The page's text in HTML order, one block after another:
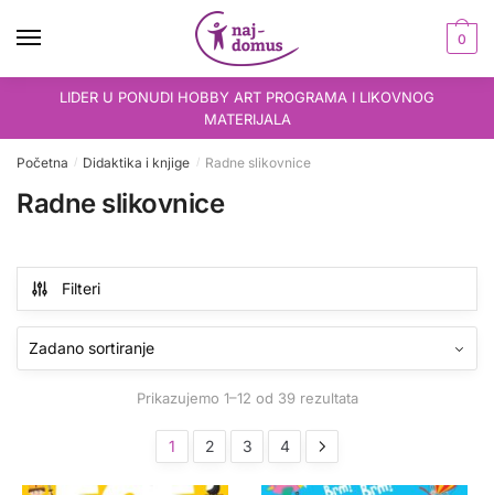
0
LIDER U PONUDI HOBBY ART PROGRAMA I LIKOVNOG
MATERIJALA
Početna / Didaktika i knjige / Radne slikovnice
Radne slikovnice
Filteri
Prikazujemo 1–12 od 39 rezultata
1 2 3 4